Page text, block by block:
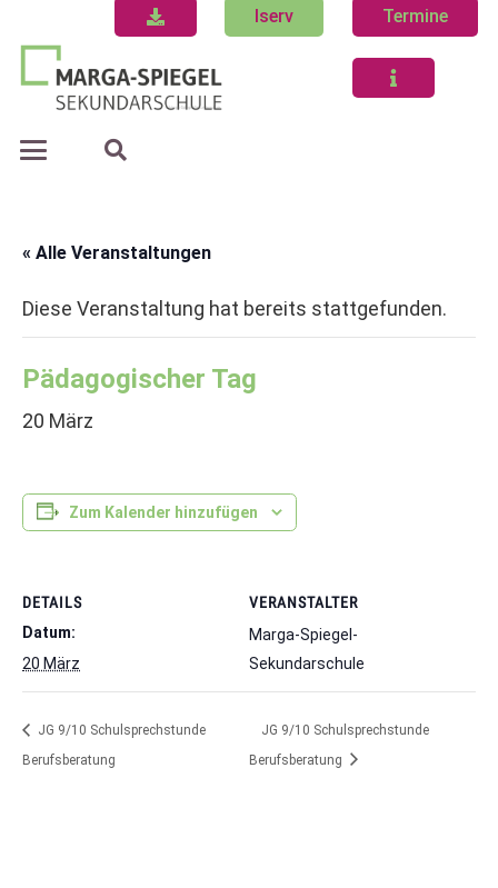
Iserv Termine
« Alle Veranstaltungen
Diese Veranstaltung hat bereits stattgefunden.
Pädagogischer Tag
20 März
Zum Kalender hinzufügen
DETAILS
Datum:
20 März
VERANSTALTER
Marga-Spiegel-
Sekundarschule
JG 9/10 Schulsprechstunde
Berufsberatung
JG 9/10 Schulsprechstunde
Berufsberatung